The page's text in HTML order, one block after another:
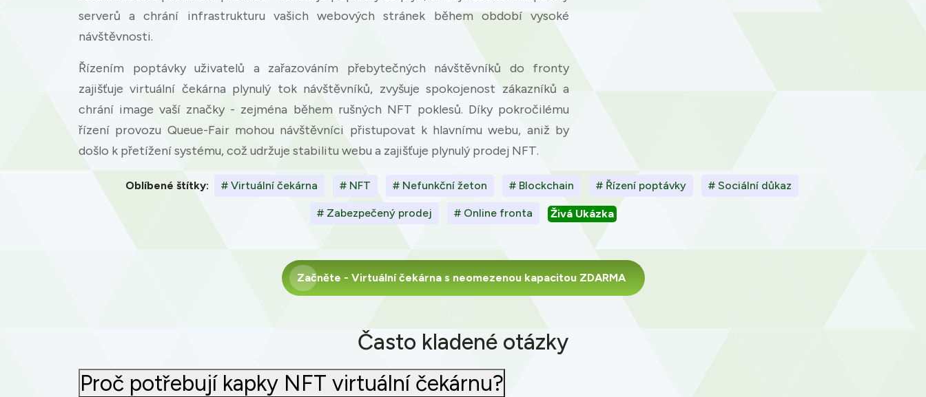
serverů a chrání infrastrukturu vašich webových stránek během období vysoké
návštěvnosti.
Řízením poptávky uživatelů a zařazováním přebytečných návštěvníků do fronty
zajišťuje virtuální čekárna plynulý tok návštěvníků, zvyšuje spokojenost zákazníků a
chrání image vaší značky - zejména během rušných NFT poklesů. Díky pokročilému
řízení provozu Queue-Fair mohou návštěvníci přistupovat k hlavnímu webu, aniž by
došlo k přetížení systému, což udržuje stabilitu webu a zajišťuje plynulý prodej NFT.
Oblíbené štítky: # Virtuální čekárna # NFT # Nefunkční žeton # Blockchain # Řízení poptávky # Sociální důkaz
# Zabezpečený prodej # Online fronta Živá Ukázka
Začněte - Virtuální čekárna s neomezenou kapacitou ZDARMA
Často kladené otázky
Proč potřebují kapky NFT virtuální čekárnu?